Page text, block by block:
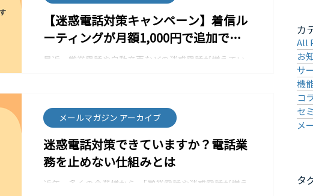
【迷惑電話対策キャンペーン】着信ル
ーティングが月額1,000円で追加でき
ます。
最近、営業電話や自動音声などの迷惑電話が増えてい
号、番号帯などの条件に応じて、着信先を自動で振り
分ける機能です。 人が電話に出る前に自動処理できる
迷惑電話対策が可能です。 特定の番号、番号帯からの
着信を、 ①音声ガイダンスへ転送 ②担当
間帯の着信を、代表電話ではなく専用窓口へ 非通知、
迷惑電話対策できていますか？電話業
務を止めない仕組みとは
近年、多くの企業様から 「営業電話や迷惑電話が増え
メールマガジン アーカイブ
カ
All
お
サ
機
コ
セ
メ
タ